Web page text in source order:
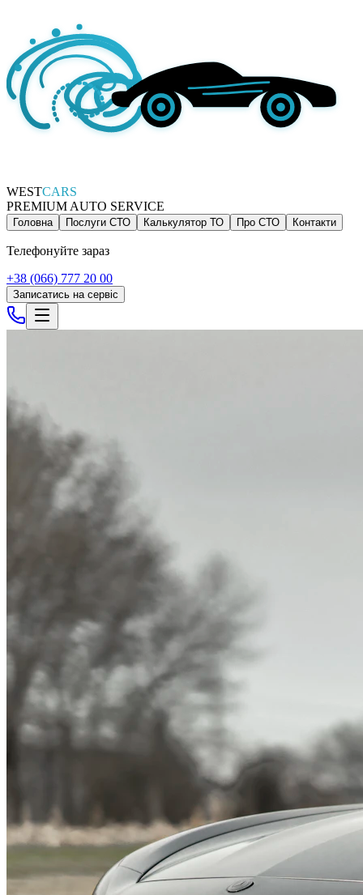
WESTCARS
PREMIUM AUTO SERVICE
Головна Послуги СТО Калькулятор ТО Про СТО Контакти
Телефонуйте зараз
+38 (066) 777 20 00
Записатись на сервіс